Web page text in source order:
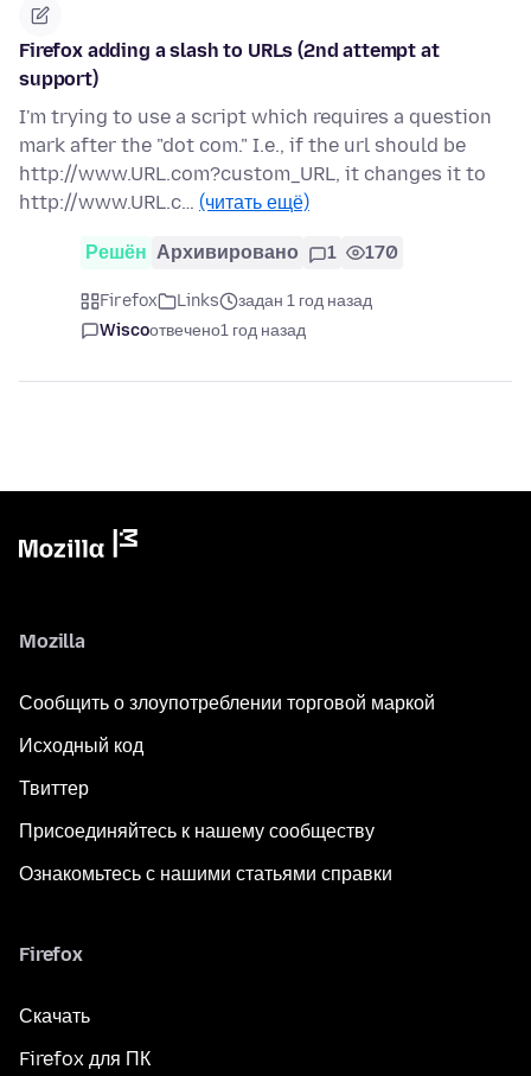
Firefox adding a slash to URLs (2nd attempt at
support)
I'm trying to use a script which requires a question
mark after the "dot com." I.e., if the url should be
http://www.URL.com?custom_URL, it changes it to
http://www.URL.c… (читать ещё)
Решён Архивировано 1 170
Firefox Links
задан 1 год назад
Wiscoотвечено1 год назад
Mozilla
Сообщить о злоупотреблении торговой маркой
Исходный код
Твиттер
Присоединяйтесь к нашему сообществу
Ознакомьтесь с нашими статьями справки
Firefox
Скачать
Firefox для ПК